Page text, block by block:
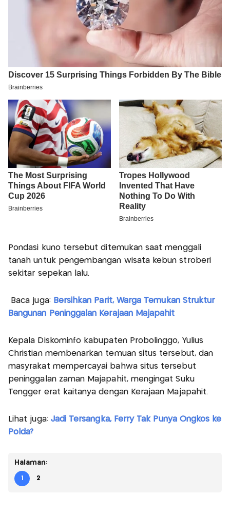
Pondasi kuno tersebut ditemukan saat menggali
tanah untuk pengembangan wisata kebun stroberi
sekitar sepekan lalu.
Baca juga: Bersihkan Parit, Warga Temukan Struktur
Bangunan Peninggalan Kerajaan Majapahit
Kepala Diskominfo kabupaten Probolinggo, Yulius
Christian membenarkan temuan situs tersebut, dan
masyrakat mempercayai bahwa situs tersebut
peninggalan zaman Majapahit, mengingat Suku
Tengger erat kaitanya dengan Kerajaan Majapahit.
Lihat juga: Jadi Tersangka, Ferry Tak Punya Ongkos ke
Polda?
Halaman:
1 2